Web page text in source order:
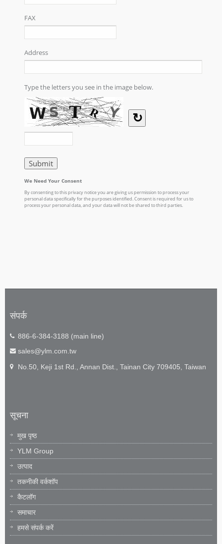
संपर्क
886-6-384-3188 (main line)
sales@ylm.com.tw
No.50, Keji 1st Rd., Annan Dist., Tainan City 709405, Taiwan
सूचना
मुख पृष्ठ
YLM Group
उत्पाद
तकनीकी वर्कशॉप
कैटलॉग
समाचार
हमसे संपर्क करें